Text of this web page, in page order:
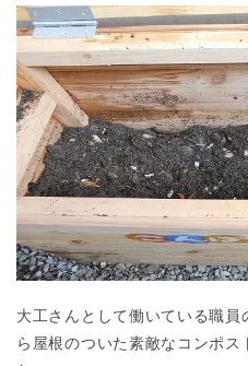
大工さんとして働いている職
ら屋根のついた素敵なコンポ